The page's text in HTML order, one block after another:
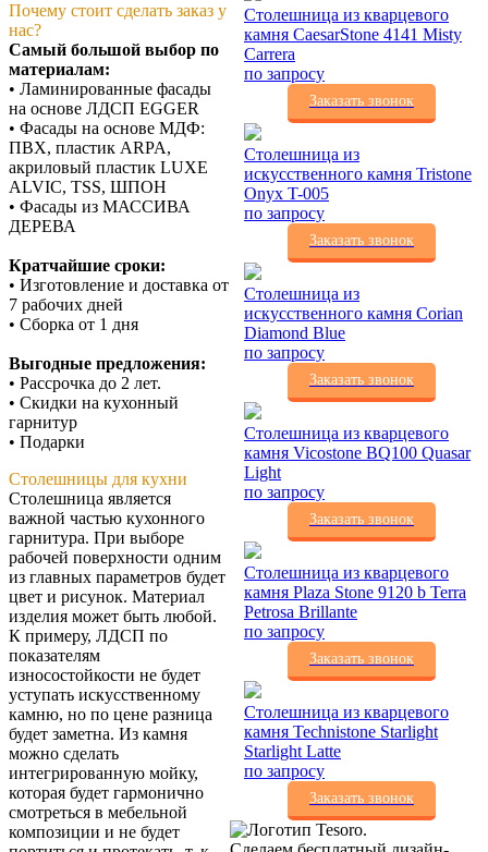
Почему стоит сделать заказ у
нас?
Самый большой выбор по
материалам:
• Ламинированные фасады
на основе ЛДСП EGGER
• Фасады на основе МДФ:
ПВХ, пластик ARPA,
акриловый пластик LUXE
ALVIC, TSS, ШПОН
• Фасады из МАССИВА
ДЕРЕВА
Кратчайшие сроки:
• Изготовление и доставка от
7 рабочих дней
• Сборка от 1 дня
Выгодные предложения:
• Рассрочка до 2 лет.
• Скидки на кухонный
гарнитур
• Подарки
Столешницы для кухни
Столешница является
важной частью кухонного
гарнитура. При выборе
рабочей поверхности одним
из главных параметров будет
цвет и рисунок. Материал
изделия может быть любой.
К примеру, ЛДСП по
показателям
износостойкости не будет
уступать искусственному
камню, но по цене разница
будет заметна. Из камня
можно сделать
интегрированную мойку,
которая будет гармонично
смотреться в мебельной
композиции и не будет
Столешница из кварцевого
камня CaesarStone 4141 Misty
Carrera
по запросу
Заказать звонок
Столешница из
искусственного камня Tristone
Onyx T-005
по запросу
Заказать звонок
Столешница из
искусственного камня Corian
Diamond Blue
по запросу
Заказать звонок
Столешница из кварцевого
камня Vicostone BQ100 Quasar
Light
по запросу
Заказать звонок
Столешница из кварцевого
камня Plaza Stone 9120 b Terra
Petrosa Brillante
по запросу
Заказать звонок
Столешница из кварцевого
камня Technistone Starlight
Starlight Latte
по запросу
Заказать звонок